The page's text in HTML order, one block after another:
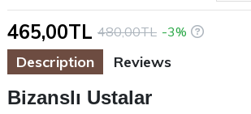
Description Reviews
Bizanslı Ustalar
465,00TL 480,00TL -3%